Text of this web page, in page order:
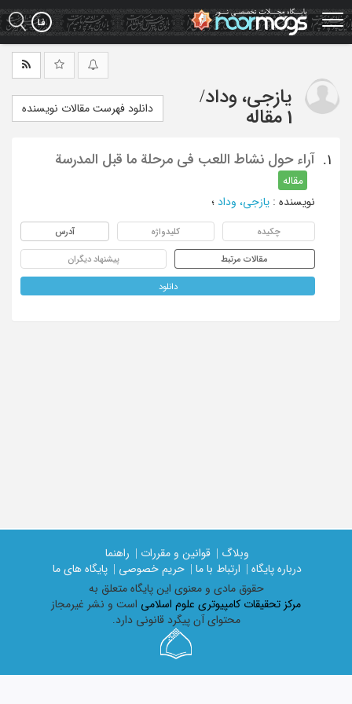
Skip
to
main
یازجی، وداد/
1 مقاله
دانلود فهرست مقالات نویسنده
1. آراء حول نشاط اللعب فی مرحلة ما قبل المدرسة
مقاله
نویسنده : یازجی، وداد ؛
چکیده کلیدواژه آدرس
مقالات مرتبط پیشنهاد دیگران
دانلود
وبلاگ | قوانین و مقررات |
راهنما
درباره پایگاه |
ارتباط با ما | حریم خصوصی |
پایگاه های ما
حقوق مادی و معنوی اين پايگاه متعلق به
مرکز تحقیقات کامپیوتری علوم اسلامی است و نشر غیرمجاز
محتوای آن پیگرد قانونی دارد.